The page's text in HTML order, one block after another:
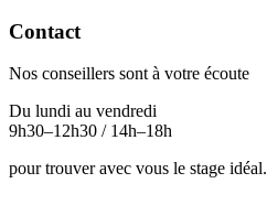
Contact
Nos conseillers sont à votre écoute
Du lundi au vendredi
9h30–12h30 / 14h–18h
pour trouver avec vous le stage idéal.